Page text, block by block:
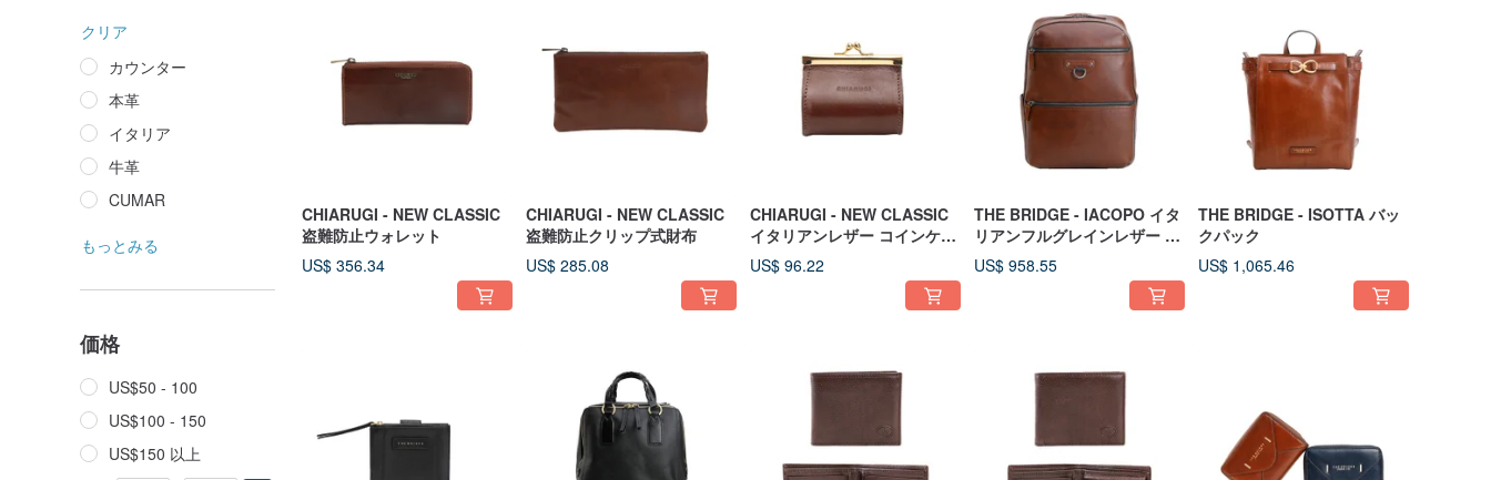
クリア
カウンター
本革
イタリア
牛革
CUMAR
もっとみる
価格
US$50 - 100
US$100 - 150
US$150 以上
CHIARUGI - NEW CLASSIC
盗難防止ウォレット
US$ 356.34
CHIARUGI - NEW CLASSIC
盗難防止クリップ式財布
US$ 285.08
CHIARUGI - NEW CLASSIC
イタリアンレザー コインケー
ス
US$ 96.22
THE BRIDGE - IACOPO イタ
リアンフルグレインレザー バ
ックパック
US$ 958.55
THE BRIDGE - ISOTTA バッ
クパック
US$ 1,065.46